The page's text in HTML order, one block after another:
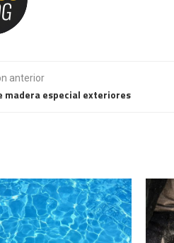
anterior
madera especial exteriores